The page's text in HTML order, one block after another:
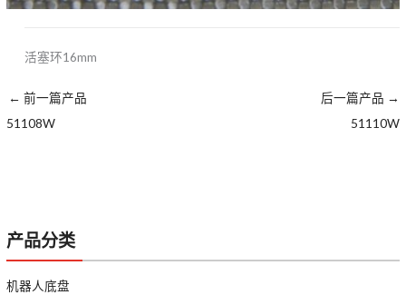
产品分类
机器人底盘
活塞环16mm
← 前一篇产品
51108W
后一篇产品 →
51110W